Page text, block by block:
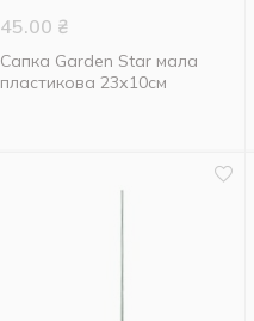
45.00 ₴
Сапка Garden Star мала
пластикова 23х10см